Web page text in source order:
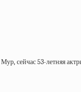
сейчас 53-летняя